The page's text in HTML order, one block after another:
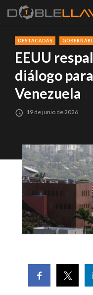
DESTACADAS
EEUU
diálogo
Venezuela
19 de junio de 2026